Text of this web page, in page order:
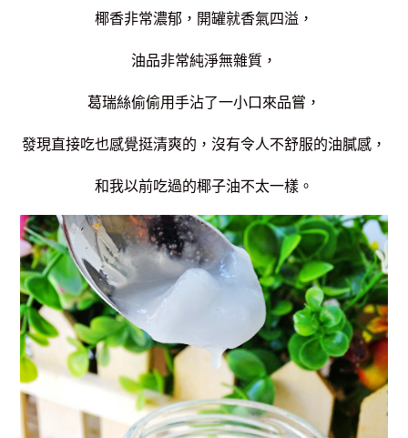
椰香非常濃郁，開罐就香氣四溢，
油品非常純淨無雜質，
葛瑞絲偷偷用手沾了一小口來品嘗，
發現直接吃也感覺挺清爽的，沒有令人不舒服的油膩感，
和我以前吃過的椰子油不太一樣。